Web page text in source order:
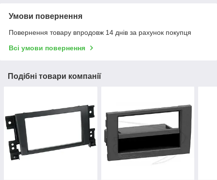
Умови повернення
Повернення товару впродовж 14 днів за рахунок покупця
Всі умови повернення
Подібні товари компанії